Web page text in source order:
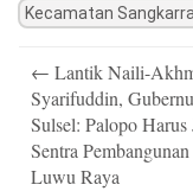
Kecamatan
navigation
← Lantik Naili-
Syarifuddin,
Sulsel: Palopo Harus
Sentra Pembangunan
Luwu Raya